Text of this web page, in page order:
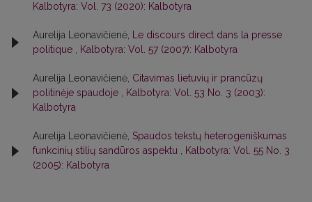
Kalbotyra: Vol. 73 (2020): Kalbotyra
Aurelija Leonavičienė,
Le discours direct dans la presse
politique
Kalbotyra: Vol. 57 (2007): Kalbotyra
Aurelija Leonavičienė, Citavimas lietuvių ir prancūzų
politinėje spaudoje
Kalbotyra: Vol. 53 No. 3 (2003):
Kalbotyra
Aurelija Leonavičienė, Spaudos tekstų heterogeniškumas
funkcinių stilių sandūros aspektu
Kalbotyra: Vol. 55 No. 3
(2005): Kalbotyra